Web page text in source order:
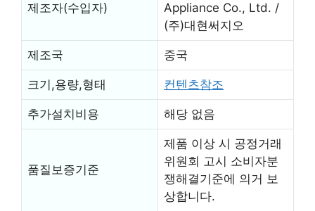
제조자(수입자)
Appliance Co., Ltd. /
(주)대현써지오
제조국 중국
크기,용량,형태 컨텐츠참조
추가설치비용 해당 없음
품질보증기준
제품 이상 시 공정거래
위원회 고시 소비자분
쟁해결기준에 의거 보
상합니다.